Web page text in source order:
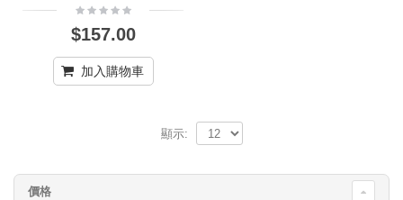
$157.00
加入購物車
顯示:
價格